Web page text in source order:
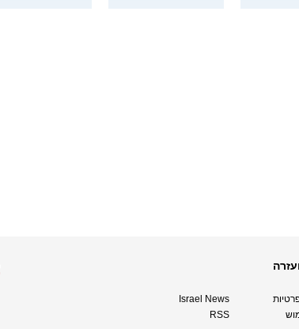
Israel News
RSS